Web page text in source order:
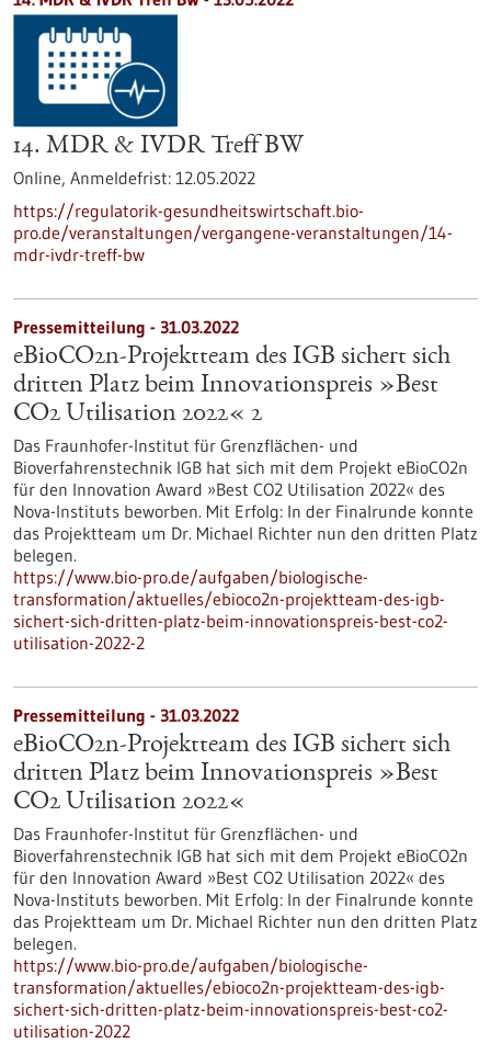
14. MDR & IVDR Treff BW
Online, Anmeldefrist: 12.05.2022
https://regulatorik-gesundheitswirtschaft.bio-
pro.de/veranstaltungen/vergangene-veranstaltungen/14-
mdr-ivdr-treff-bw
Pressemitteilung - 31.03.2022
eBioCO2n-Projektteam des IGB sichert sich
dritten Platz beim Innovationspreis »Best
CO2 Utilisation 2022« 2
Das Fraunhofer-Institut für Grenzflächen- und
Bioverfahrenstechnik IGB hat sich mit dem Projekt eBioCO2n
für den Innovation Award »Best CO2 Utilisation 2022« des
Nova-Instituts beworben. Mit Erfolg: In der Finalrunde konnte
das Projektteam um Dr. Michael Richter nun den dritten Platz
belegen.
https://www.bio-pro.de/aufgaben/biologische-
transformation/aktuelles/ebioco2n-projektteam-des-igb-
sichert-sich-dritten-platz-beim-innovationspreis-best-co2-
utilisation-2022-2
Pressemitteilung - 31.03.2022
eBioCO2n-Projektteam des IGB sichert sich
dritten Platz beim Innovationspreis »Best
CO2 Utilisation 2022«
Das Fraunhofer-Institut für Grenzflächen- und
Bioverfahrenstechnik IGB hat sich mit dem Projekt eBioCO2n
für den Innovation Award »Best CO2 Utilisation 2022« des
Nova-Instituts beworben. Mit Erfolg: In der Finalrunde konnte
das Projektteam um Dr. Michael Richter nun den dritten Platz
belegen.
https://www.bio-pro.de/aufgaben/biologische-
transformation/aktuelles/ebioco2n-projektteam-des-igb-
sichert-sich-dritten-platz-beim-innovationspreis-best-co2-
utilisation-2022